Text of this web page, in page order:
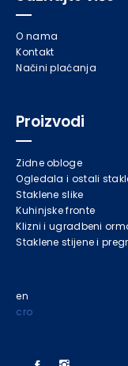
O nama
Kontakt
Načini plaćanja
Proizvodi
Zidne obloge
Ogledala i ostali
Staklene slike
Kuhinjske fronte
Klizni i ugradbeni
Staklene stijene i
en
cro